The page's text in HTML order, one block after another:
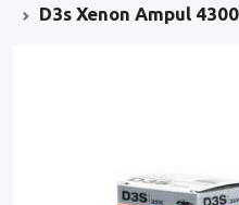
D3s Xenon Ampul